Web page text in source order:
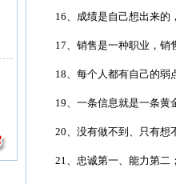
16、成绩是自己想出来的
17、销售是一种职业，销
18、每个人都有自己的弱点
19、一条信息就是一条黄
20、没有做不到、只有想
21、忠诚第一、能力第二